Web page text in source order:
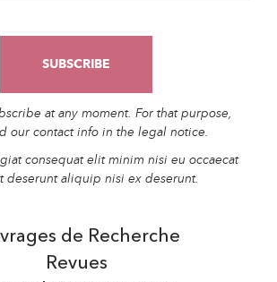
at any moment. For that purpose,
our contact info in the legal notice.
consequat elit minim nisi eu occaecat
deserunt aliquip nisi ex deserunt.
de Recherche
Revues